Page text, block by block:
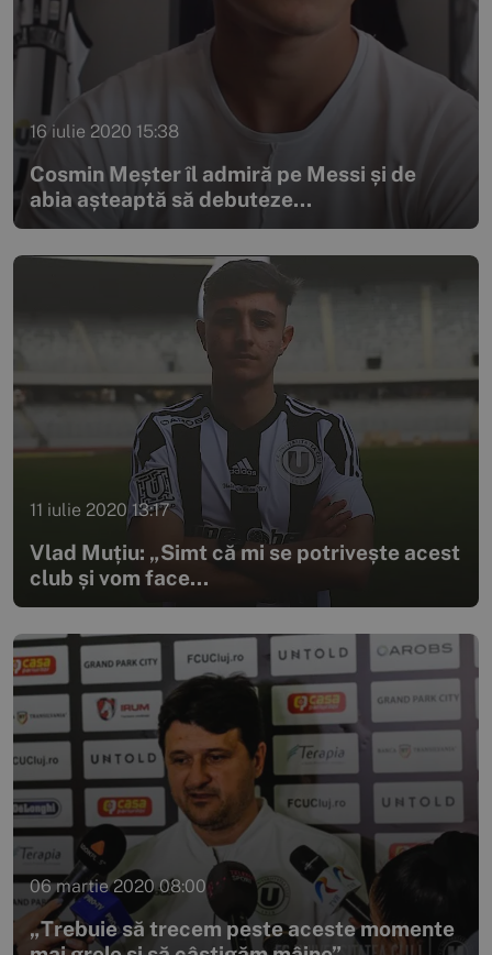
16 iulie 2020 15:38
Cosmin Meșter îl admiră pe Messi și de
abia așteaptă să debuteze...
11 iulie 2020 13:17
Vlad Muțiu: „Simt că mi se potrivește acest
club și vom face...
06 martie 2020 08:00
„Trebuie să trecem peste aceste momente